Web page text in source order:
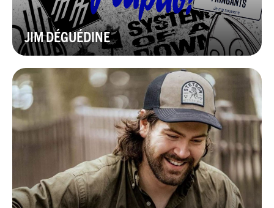
JIM DÉGUÉDINE